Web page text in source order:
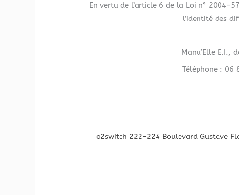
En vertu de l’article 6 de la Loi n° 2004-
l’identité des
Manu’Elle E.I.,
Téléphone : 06
o2switch 222-224 Boulevard Gustave